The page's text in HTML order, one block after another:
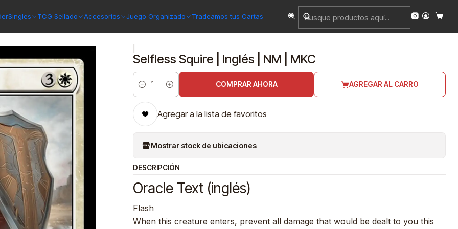
Singles TCG Sellado Accesorios Juego Organizado Tradeamos tus Cartas
Manor Commander Selfless Squire | Inglés | NM | MKC
Selfless Squire | Inglés | NM | MKC
Cantidad
AGREGAR AL CARRO
COMPRAR AHORA
Agregar a la lista de favoritos
Mostrar stock de ubicaciones
DESCRIPCIÓN
Oracle Text (inglés)
Flash
When this creature enters, prevent all damage that would be dealt to you this